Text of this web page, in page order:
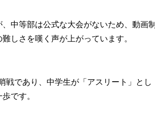
中等部は公式な大会がないため、動画制
しさを嘆く声が上がっています。
戦であり、中学生が「アスリート」とし
です。